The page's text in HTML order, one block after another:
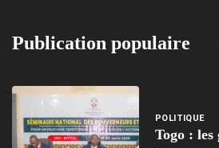
Publication populaire
POLITIQUE
Togo : les